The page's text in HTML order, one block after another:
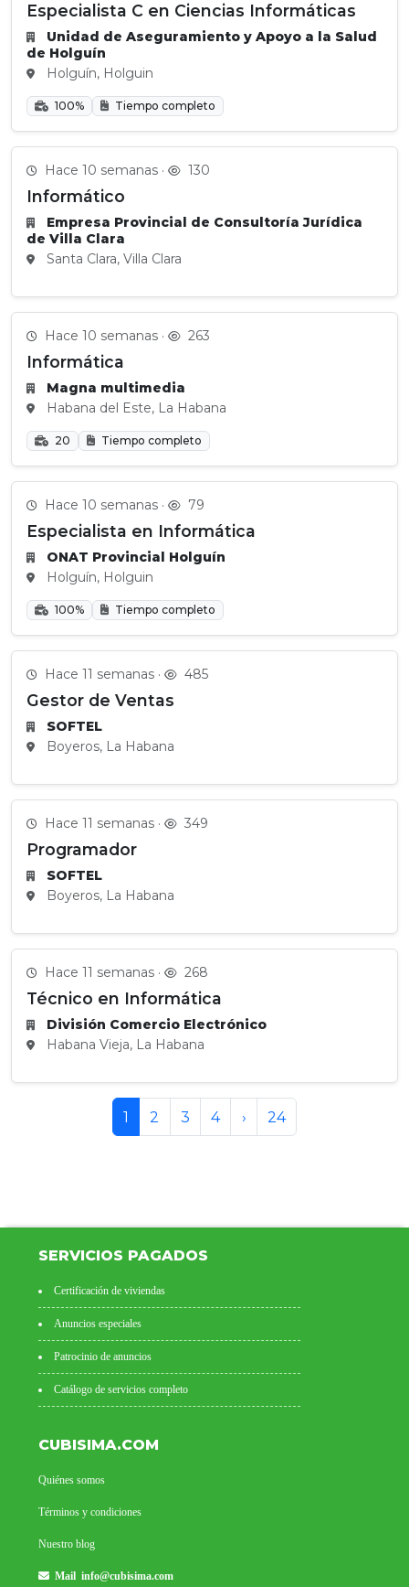
Especialista C en Ciencias Informáticas
Unidad de Aseguramiento y Apoyo a la Salud
de Holguín
Holguín, Holguin
100% Tiempo completo
Hace 10 semanas · 130
Informático
Empresa Provincial de Consultoría Jurídica
de Villa Clara
Santa Clara, Villa Clara
Hace 10 semanas · 263
Informática
Magna multimedia
Habana del Este, La Habana
20 Tiempo completo
Hace 10 semanas · 79
Especialista en Informática
ONAT Provincial Holguín
Holguín, Holguin
100% Tiempo completo
Hace 11 semanas · 485
Gestor de Ventas
SOFTEL
Boyeros, La Habana
Hace 11 semanas · 349
Programador
SOFTEL
Boyeros, La Habana
Hace 11 semanas · 268
Técnico en Informática
División Comercio Electrónico
Habana Vieja, La Habana
1 2 3 4 › 24
SERVICIOS PAGADOS
Certificación de viviendas
Anuncios especiales
Patrocinio de anuncios
Catálogo de servicios completo
CUBISIMA.COM
Quiénes somos
Términos y condiciones
Nuestro blog
Mail info@cubisima.com